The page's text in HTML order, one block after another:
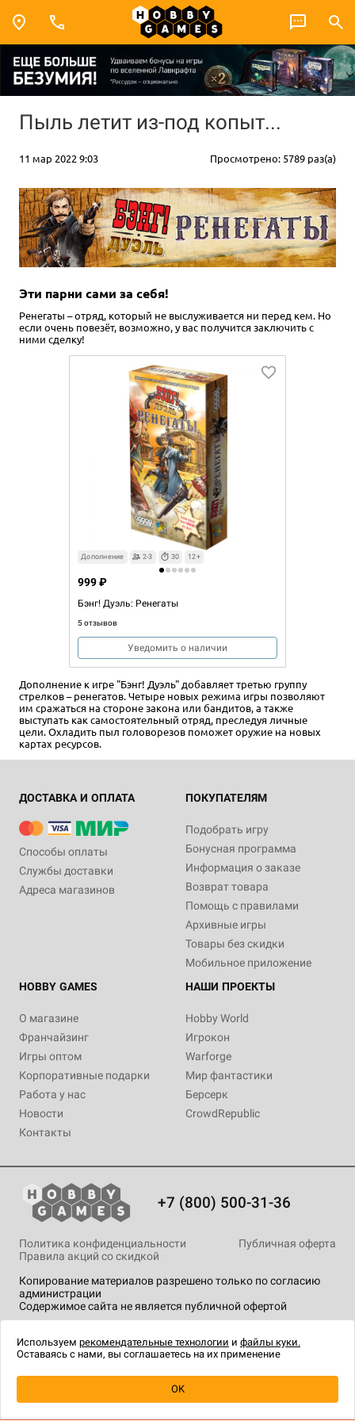
Пыль летит из-под копыт...
11 мар 2022 9:03 Просмотрено: 5789 раз(а)
Эти парни сами за себя!
Ренегаты – отряд, который не выслуживается ни перед кем. Но
если очень повезёт, возможно, у вас получится заключить с
ними сделку!
Дополнение 2-3 30 12+
Бэнг! Дуэль: Ренегаты
5 отзывов
999 ₽
Уведомить о наличии
Дополнение к игре "Бэнг! Дуэль" добавляет третью группу
стрелков – ренегатов. Четыре новых режима игры позволяют
им сражаться на стороне закона или бандитов, а также
выступать как самостоятельный отряд, преследуя личные
цели. Охладить пыл головорезов поможет оружие на новых
картах ресурсов.
ДОСТАВКА И ОПЛАТА
Способы оплаты
Службы доставки
Адреса магазинов
ПОКУПАТЕЛЯМ
Подобрать игру
Бонусная программа
Информация о заказе
Возврат товара
Помощь с правилами
Архивные игры
Товары без скидки
Мобильное приложение
HOBBY GAMES
О магазине
Франчайзинг
Игры оптом
Корпоративные подарки
Работа у нас
Новости
Контакты
НАШИ ПРОЕКТЫ
Hobby World
Игрокон
Warforge
Мир фантастики
Берсерк
CrowdRepublic
+7 (800) 500-31-36
Копирование материалов разрешено только по согласию
администрации
Содержимое сайта не является публичной офертой
Политика конфиденциальности
Публичная оферта
Правила акций со скидкой
технологии .
Используем рекомендательные технологии и файлы куки.
Оставаясь с нами, вы соглашаетесь на их применение
OK